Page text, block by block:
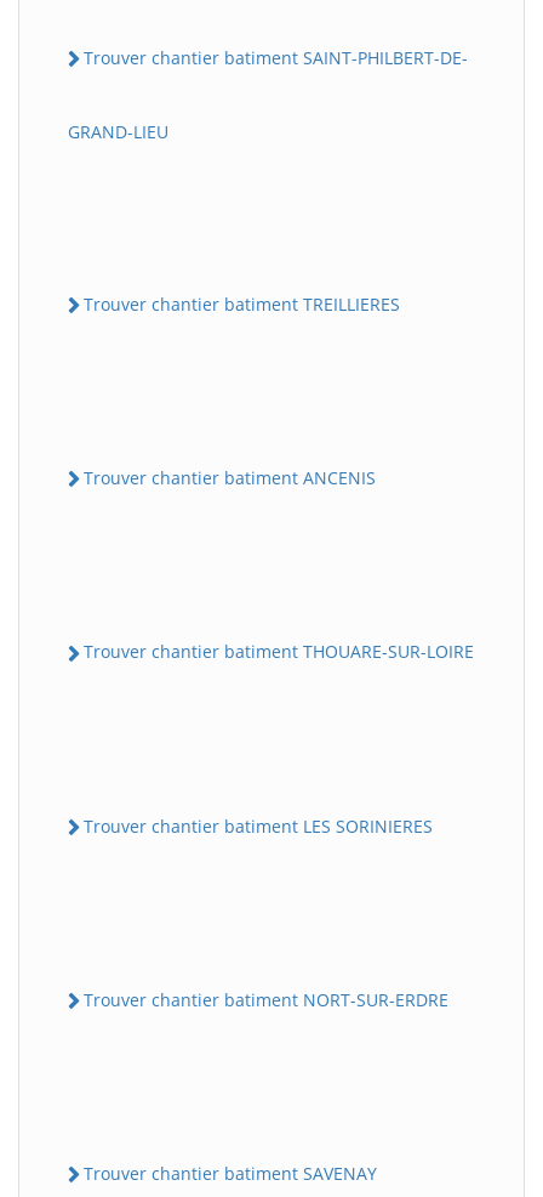
Trouver chantier batiment SAINT-PHILBERT-DE-
GRAND-LIEU
Trouver chantier batiment TREILLIERES
Trouver chantier batiment ANCENIS
Trouver chantier batiment THOUARE-SUR-LOIRE
Trouver chantier batiment LES SORINIERES
Trouver chantier batiment NORT-SUR-ERDRE
Trouver chantier batiment SAVENAY